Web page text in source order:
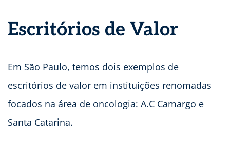
Escritórios de Valor
Em São Paulo, temos dois exemplos de
escritórios de valor em instituições renomadas
focados na área de oncologia: A.C Camargo e
Santa Catarina.